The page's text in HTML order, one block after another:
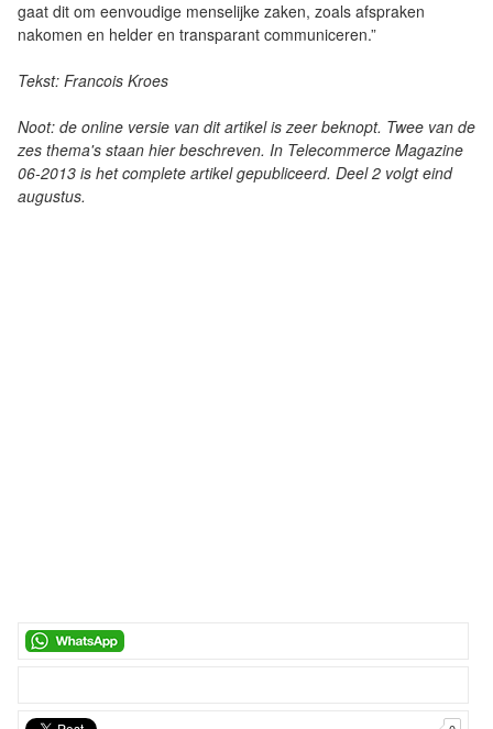
gaat dit om eenvoudige menselijke zaken, zoals afspraken
nakomen en helder en transparant communiceren.”
Tekst: Francois Kroes
Noot: de online versie van dit artikel is zeer beknopt. Twee van de
zes thema's staan hier beschreven. In Telecommerce Magazine
06-2013 is het complete artikel gepubliceerd. Deel 2 volgt eind
augustus.